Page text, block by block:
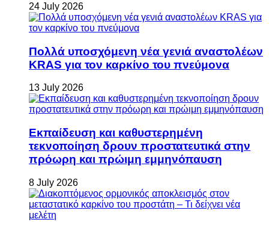
24 July 2026
Πολλά υποσχόμενη νέα γενιά αναστολέων
KRAS για τον καρκίνο του πνεύμονα
13 July 2026
Εκπαίδευση και καθυστερημένη
τεκνοποίηση δρουν προστατευτικά στην
πρόωρη και πρώιμη εμμηνόπαυση
8 July 2026